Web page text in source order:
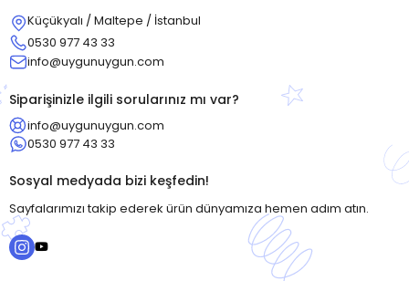
Küçükyalı / Maltepe / İstanbul
0530 977 43 33
info@uygunuygun.com
Siparişinizle ilgili sorularınız mı var?
info@uygunuygun.com
0530 977 43 33
Sosyal medyada bizi keşfedin!
Sayfalarımızı takip ederek ürün dünyamıza hemen adım atın.